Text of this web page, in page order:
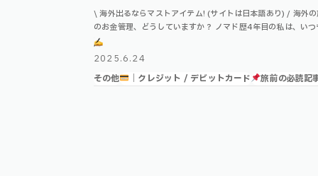
\ 海外出るならマストアイテム! (サイトは日本語あり) / 海外
のお金管理、どうしていますか？ ノマド歴4年目の私は、い
「WISE」を愛用しています！ Index WISEとは？WISEの
ATMでお …
2025.6.24
その他
｜クレジット / デビットカード 旅前の必読記